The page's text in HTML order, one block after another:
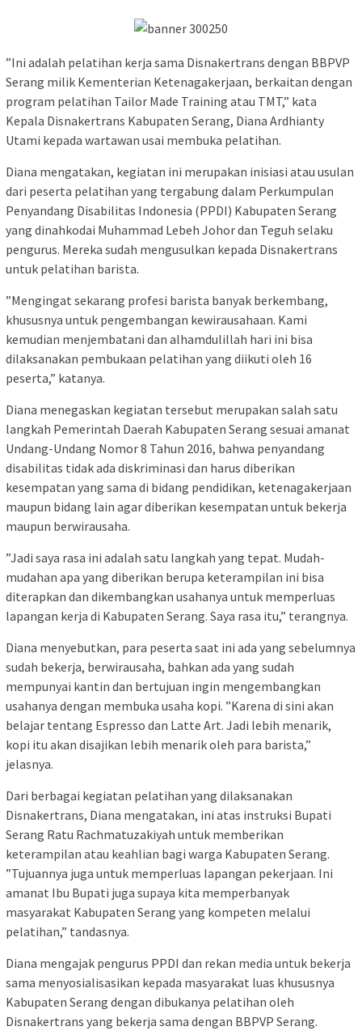
”Ini adalah pelatihan kerja sama Disnakertrans dengan BBPVP
Serang milik Kementerian Ketenagakerjaan, berkaitan dengan
program pelatihan Tailor Made Training atau TMT,” kata
Kepala Disnakertrans Kabupaten Serang, Diana Ardhianty
Utami kepada wartawan usai membuka pelatihan.
Diana mengatakan, kegiatan ini merupakan inisiasi atau usulan
dari peserta pelatihan yang tergabung dalam Perkumpulan
Penyandang Disabilitas Indonesia (PPDI) Kabupaten Serang
yang dinahkodai Muhammad Lebeh Johor dan Teguh selaku
pengurus. Mereka sudah mengusulkan kepada Disnakertrans
untuk pelatihan barista.
”Mengingat sekarang profesi barista banyak berkembang,
khususnya untuk pengembangan kewirausahaan. Kami
kemudian menjembatani dan alhamdulillah hari ini bisa
dilaksanakan pembukaan pelatihan yang diikuti oleh 16
peserta,” katanya.
Diana menegaskan kegiatan tersebut merupakan salah satu
langkah Pemerintah Daerah Kabupaten Serang sesuai amanat
Undang-Undang Nomor 8 Tahun 2016, bahwa penyandang
disabilitas tidak ada diskriminasi dan harus diberikan
kesempatan yang sama di bidang pendidikan, ketenagakerjaan
maupun bidang lain agar diberikan kesempatan untuk bekerja
maupun berwirausaha.
”Jadi saya rasa ini adalah satu langkah yang tepat. Mudah-
mudahan apa yang diberikan berupa keterampilan ini bisa
diterapkan dan dikembangkan usahanya untuk memperluas
lapangan kerja di Kabupaten Serang. Saya rasa itu,” terangnya.
Diana menyebutkan, para peserta saat ini ada yang sebelumnya
sudah bekerja, berwirausaha, bahkan ada yang sudah
mempunyai kantin dan bertujuan ingin mengembangkan
usahanya dengan membuka usaha kopi. ”Karena di sini akan
belajar tentang Espresso dan Latte Art. Jadi lebih menarik,
kopi itu akan disajikan lebih menarik oleh para barista,”
jelasnya.
Dari berbagai kegiatan pelatihan yang dilaksanakan
Disnakertrans, Diana mengatakan, ini atas instruksi Bupati
Serang Ratu Rachmatuzakiyah untuk memberikan
keterampilan atau keahlian bagi warga Kabupaten Serang.
”Tujuannya juga untuk memperluas lapangan pekerjaan. Ini
amanat Ibu Bupati juga supaya kita memperbanyak
masyarakat Kabupaten Serang yang kompeten melalui
pelatihan,” tandasnya.
Diana mengajak pengurus PPDI dan rekan media untuk bekerja
sama menyosialisasikan kepada masyarakat luas khususnya
Kabupaten Serang dengan dibukanya pelatihan oleh
Disnakertrans yang bekerja sama dengan BBPVP Serang.